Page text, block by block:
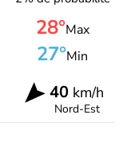
28°Max
27°Min
40 km/h
Nord-Est